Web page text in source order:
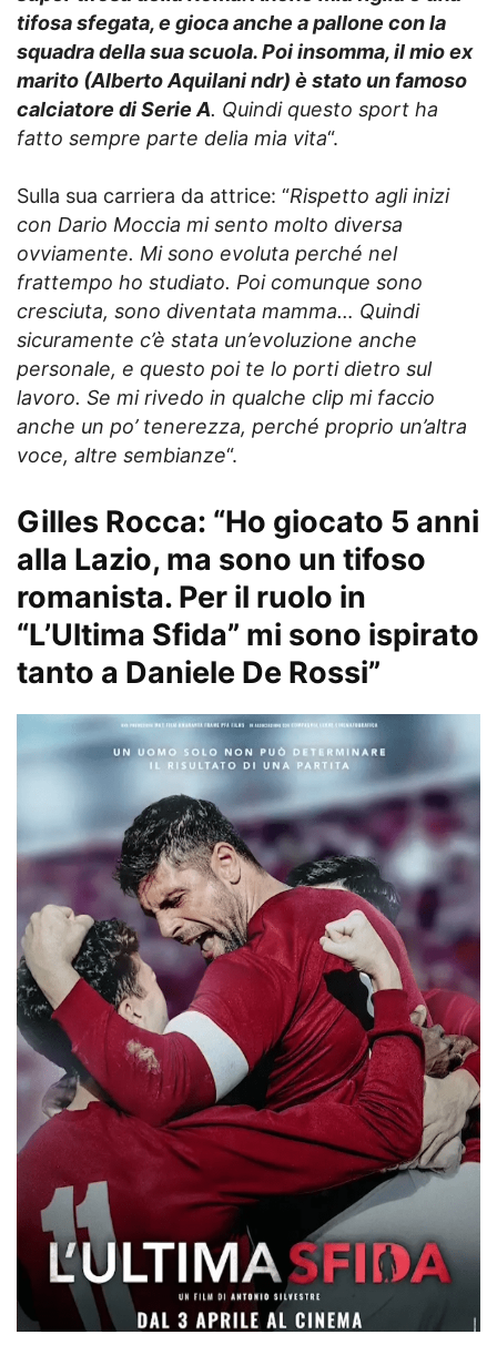
tifosa sfegata, e gioca anche a pallone con la
squadra della sua scuola. Poi insomma, il mio ex
marito (Alberto Aquilani ndr) è stato un famoso
calciatore di Serie A. Quindi questo sport ha
fatto sempre parte delia mia vita“.
Sulla sua carriera da attrice: “Rispetto agli inizi
con Dario Moccia mi sento molto diversa
ovviamente. Mi sono evoluta perché nel
frattempo ho studiato. Poi comunque sono
cresciuta, sono diventata mamma… Quindi
sicuramente c’è stata un’evoluzione anche
personale, e questo poi te lo porti dietro sul
lavoro. Se mi rivedo in qualche clip mi faccio
anche un po’ tenerezza, perché proprio un’altra
voce, altre sembianze“.
Gilles Rocca: “Ho giocato 5 anni
alla Lazio, ma sono un tifoso
romanista. Per il ruolo in
“L’Ultima Sfida” mi sono ispirato
tanto a Daniele De Rossi”